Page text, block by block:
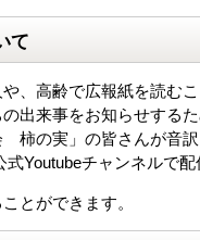
て
、高齢で広報紙を読む
出来事をお知らせする
柿の実」の皆さんが音
Youtubeチャンネルで配
とができます。